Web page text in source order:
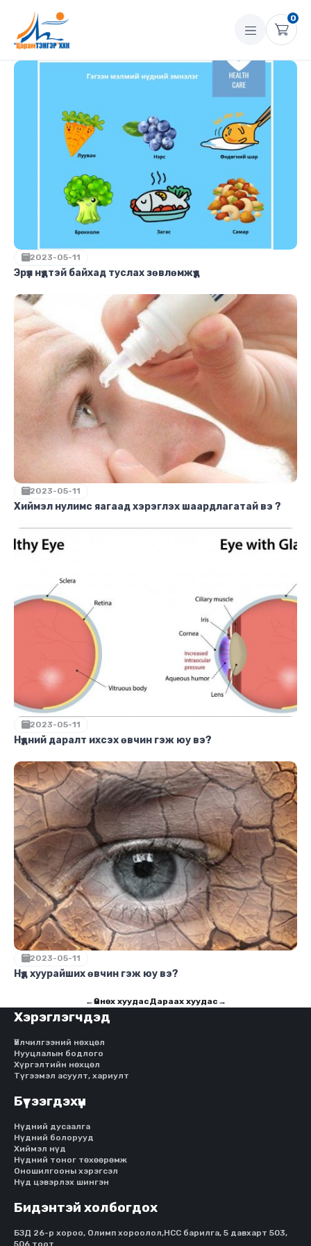
0
2023-05-11
Эрүүл нүдтэй байхад туслах зөвлөмжүүд
2023-05-11
Хиймэл нулимс яагаад хэрэглэх шаардлагатай вэ ?
2023-05-11
Нүдний даралт ихсэх өвчин гэж юу вэ?
2023-05-11
Нүд хуурайших өвчин гэж юу вэ?
←Өмнөх хуудасДараах хуудас →
Хэрэглэгчдэд
Үйлчилгээний нөхцөл
Нууцлалын бодлого
Хүргэлтийн нөхцөл
Түгээмэл асуулт, хариулт
Бүтээгдэхүүн
Нүдний дусаалга
Нүдний болорууд
Хиймэл нүд
Нүдний тоног төхөөрөмж
Оношилгооны хэрэгсэл
Нүд цэвэрлэх шингэн
Бидэнтэй холбогдох
БЗД 26-р хороо, Олимп хороолол,HCC барилга, 5 давхарт 503,
506 тоот